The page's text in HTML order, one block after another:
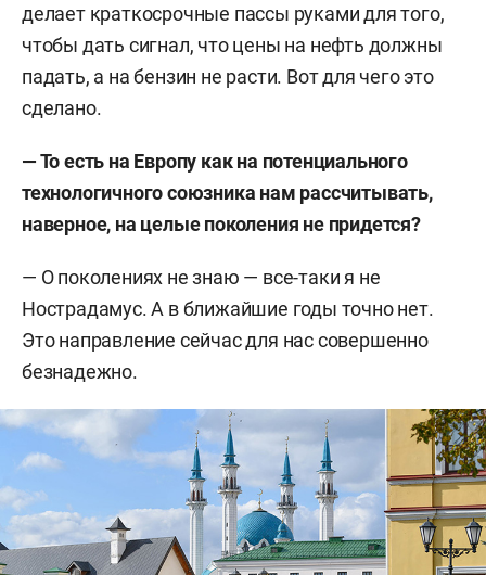
делает краткосрочные пассы руками для того,
чтобы дать сигнал, что цены на нефть должны
падать, а на бензин не расти. Вот для чего это
сделано.
—То есть на Европу как на потенциального
технологичного союзника нам рассчитывать,
наверное, на целые поколения не придется?
— О поколениях не знаю — все-таки я не
Нострадамус. А в ближайшие годы точно нет.
Это направление сейчас для нас совершенно
безнадежно.